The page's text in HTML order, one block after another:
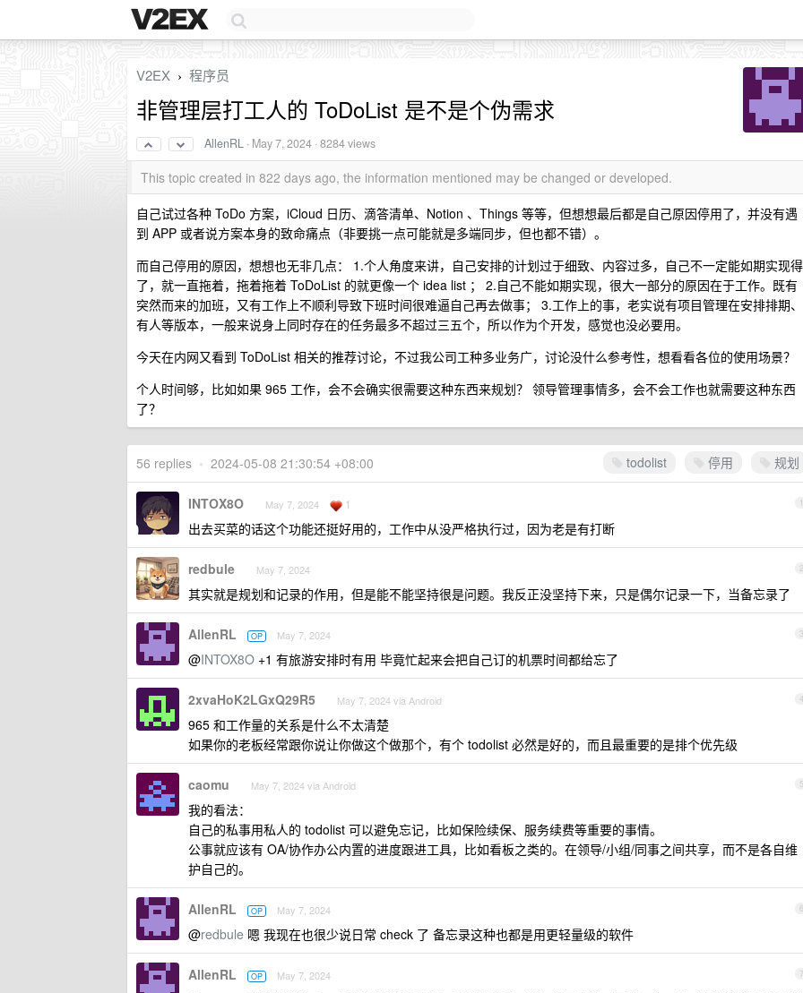
V2EX › 程序员
非管理层打工人的 ToDoList 是不是个伪需求
AllenRL · May 7, 2024 · 8284 views
This topic created in 822 days ago, the information mentioned may be changed or developed.
自己试过各种 ToDo 方案，iCloud 日历、滴答清单、Notion 、Things 等等，但想想最后都是自己原因停用了，并没有遇
到 APP 或者说方案本身的致命痛点（非要挑一点可能就是多端同步，但也都不错）。
而自己停用的原因，想想也无非几点： 1.个人角度来讲，自己安排的计划过于细致、内容过多，自己不一定能如期实现得
了，就一直拖着，拖着拖着 ToDoList 的就更像一个 idea list ； 2.自己不能如期实现，很大一部分的原因在于工作。既有
突然而来的加班，又有工作上不顺利导致下班时间很难逼自己再去做事； 3.工作上的事，老实说有项目管理在安排排期、
有人等版本，一般来说身上同时存在的任务最多不超过三五个，所以作为个开发，感觉也没必要用。
今天在内网又看到 ToDoList 相关的推荐讨论，不过我公司工种多业务广，讨论没什么参考性，想看看各位的使用场景？
个人时间够，比如如果 965 工作，会不会确实很需要这种东西来规划？ 领导管理事情多，会不会工作也就需要这种东西
了？
todolist 停用 规划
56 replies • 2024-05-08 21:30:54 +08:00
1
INTOX8O May 7, 2024 1
出去买菜的话这个功能还挺好用的，工作中从没严格执行过，因为老是有打断
2
redbule May 7, 2024
其实就是规划和记录的作用，但是能不能坚持很是问题。我反正没坚持下来，只是偶尔记录一下，当备忘录了
3
AllenRL OP May 7, 2024
@INTOX8O +1 有旅游安排时有用 毕竟忙起来会把自己订的机票时间都给忘了
4
2xvaHoK2LGxQ29R5 May 7, 2024 via Android
965 和工作量的关系是什么不太清楚
如果你的老板经常跟你说让你做这个做那个，有个 todolist 必然是好的，而且最重要的是排个优先级
5
caomu May 7, 2024 via Android
我的看法：
自己的私事用私人的 todolist 可以避免忘记，比如保险续保、服务续费等重要的事情。
公事就应该有 OA/协作办公内置的进度跟进工具，比如看板之类的。在领导/小组/同事之间共享，而不是各自维
护自己的。
6
AllenRL OP May 7, 2024
@redbule 嗯 我现在也很少说日常 check 了 备忘录这种也都是用更轻量级的软件
7
AllenRL OP May 7, 2024